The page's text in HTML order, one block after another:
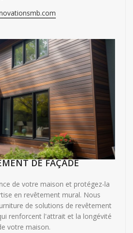
DE FAÇADE
de votre maison et protégez-la
en revêtement mural. Nous
de solutions de revêtement
renforcent l'attrait et la longévité
votre maison.